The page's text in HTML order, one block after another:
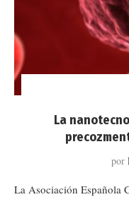
La
por
La Asociación Española